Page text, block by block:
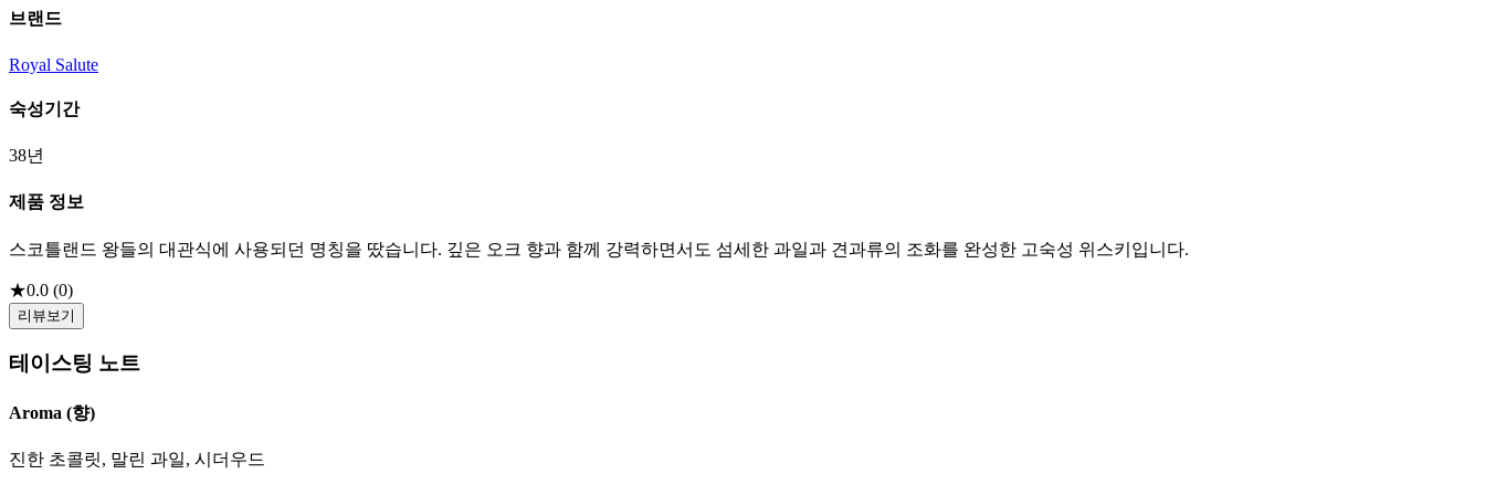
브랜드
Royal Salute
숙성기간
38년
제품 정보
스코틀랜드 왕들의 대관식에 사용되던 명칭을 땄습니다. 깊은 오크 향과 함께 강력하면서도 섬세한 과일과 견과류의 조화를 완성한 고숙성 위스키입니다.
★0.0 (0)
리뷰보기
테이스팅 노트
Aroma (향)
진한 초콜릿, 말린 과일, 시더우드